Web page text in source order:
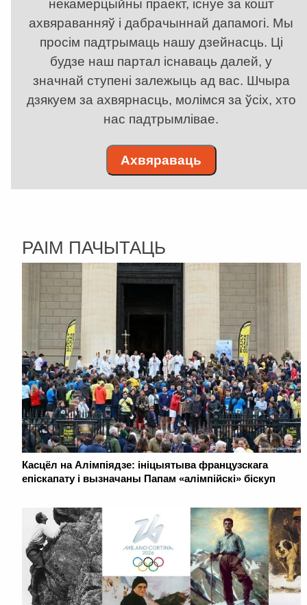
некамерцыйны праект, існуе за кошт
ахвяраванняў і дабрачыннай дапамогі. Мы
просім падтрымаць нашу дзейнасць. Ці
будзе наш партал існаваць далей, у
значнай ступені залежыць ад вас. Шчыра
дзякуем за ахвярнасць, молімся за ўсіх, хто
нас падтрымлівае.
Ахвяраваць
РАІМ ПАЧЫТАЦЬ
Касцёл на Алімпіядзе: ініцыятыва французскага
епіскапату і вызначаны Папам «алімпійскі» біскуп